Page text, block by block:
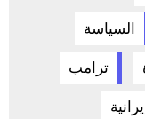
السياسة
ترامب